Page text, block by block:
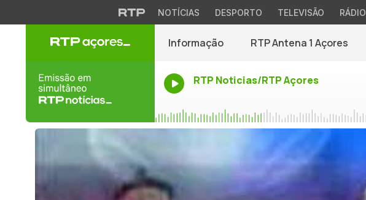
NOTÍCIAS DESPORTO TELEVISÃO RÁDIO
Informação RTP Antena 1 Açores
RTP Noticias/RTP Açores